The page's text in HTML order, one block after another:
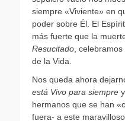
siempre «Viviente» en
poder sobre Él. El
más fuerte que la
Resucitado ,
de la Vida.
Nos queda ahora
está Vivo para siempre
hermanos que se han
fuera- a este